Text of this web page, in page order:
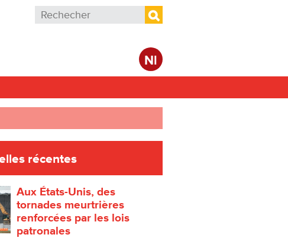
Formulaire de recherche
Rechercher
Nl
récentes
Aux États-Unis, des
tornades meurtrières
renforcées par les lois
patronales